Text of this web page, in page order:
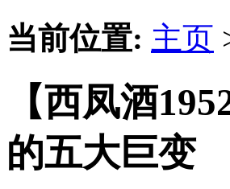
当前位置: 主页
【西凤酒
的五大巨变